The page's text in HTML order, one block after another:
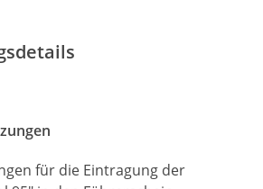
für die Eintragung der